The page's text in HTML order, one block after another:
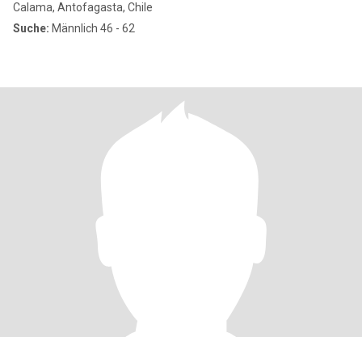
Calama, Antofagasta, Chile
Suche: Männlich 46 - 62